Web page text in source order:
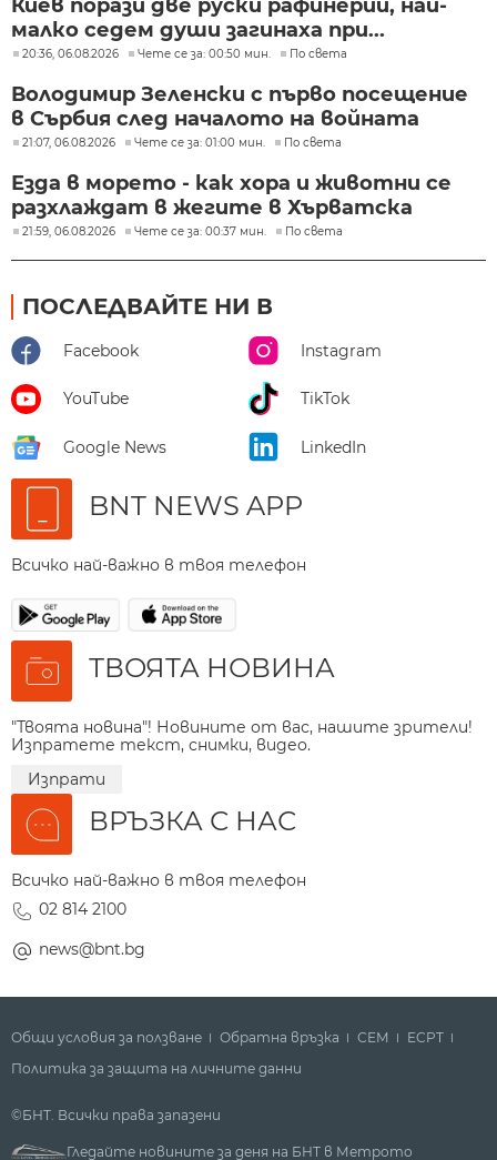
Киев порази две руски рафинерии, най-
малко седем души загинаха при...
20:36, 06.08.2026 Чете се за: 00:50 мин. По света
Володимир Зеленски с първо посещение
в Сърбия след началото на войната
21:07, 06.08.2026 Чете се за: 01:00 мин. По света
Езда в морето - как хора и животни се
разхлаждат в жегите в Хърватска
21:59, 06.08.2026 Чете се за: 00:37 мин. По света
ПОСЛЕДВАЙТЕ НИ В
Facebook Instagram
YouTube TikTok
Google News LinkedIn
BNT NEWS APP
Всичко най-важно в твоя телефон
ТВОЯТА НОВИНА
"Твоята новина"! Новините от вас, нашите зрители!
Изпратете текст, снимки, видео.
Изпрати
ВРЪЗКА С НАС
Всичко най-важно в твоя телефон
02 814 2100
news@bnt.bg
Общи условия за ползване Обратна връзка СЕМ
ECPT
Политика за защита на личните данни
©БНТ. Всички права запазени
Гледайте новините за деня на БНТ в Метрото